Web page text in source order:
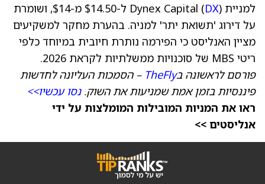
למניית Dynex Capital ( DX
) ל-$14.50 מ-$14, ושומרת
על דירוג 'תשואת יתר' למניה. בהערת מחקר למשקיעים
מציין האנליסט כי הפירמה נותרת חיובית במיוחד כלפי
ריטי MBS של סוכנויות ממשלתיות לקראת 2026.
פורסם לראשונה בTheFly – הסמכות העליונה לחדשות
פיננסיות בזמן אמת שמניעות את השוק.נסו עכשיו>>
ראו את המניות המובילות המומלצות על ידי
אנליסטים >>